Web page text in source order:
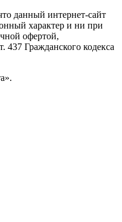
данный интернет-сайт
характер и ни при
офертой,
437 Гражданского кодекса